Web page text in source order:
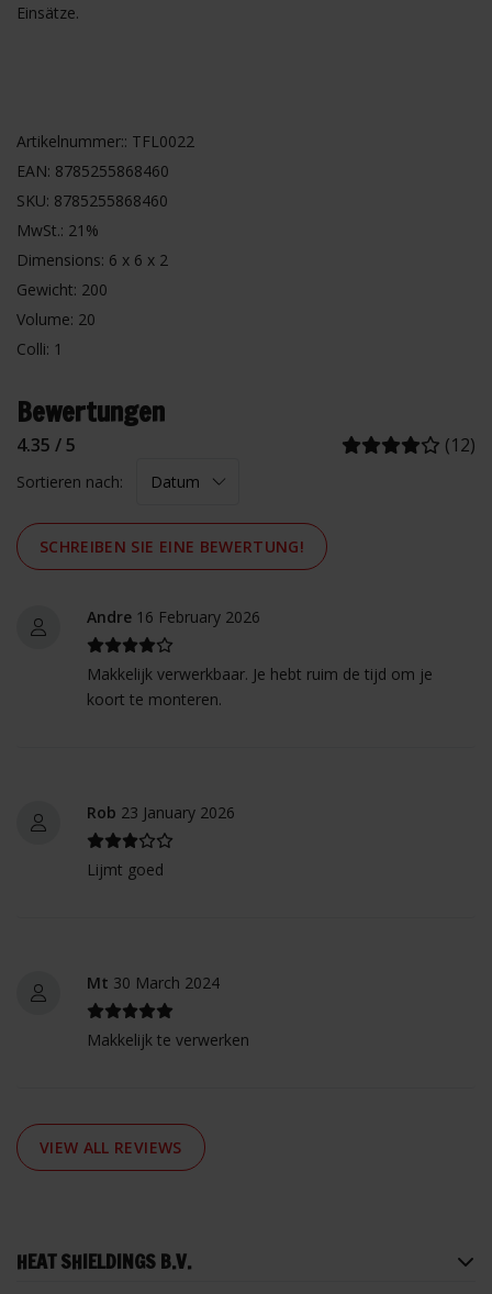
Einsätze.
Artikelnummer:: TFL0022
EAN: 8785255868460
SKU: 8785255868460
MwSt.: 21%
Dimensions: 6 x 6 x 2
Gewicht: 200
Volume: 20
Colli: 1
Bewertungen
4.35 / 5 (12)
Sortieren nach:
SCHREIBEN SIE EINE BEWERTUNG!
Andre 16 February 2026
Makkelijk verwerkbaar. Je hebt ruim de tijd om je
koort te monteren.
Rob 23 January 2026
Lijmt goed
Mt 30 March 2024
Makkelijk te verwerken
VIEW ALL REVIEWS
HEAT SHIELDINGS B.V.